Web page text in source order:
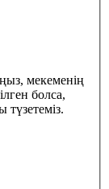
мекеменің
болса,
түзетеміз.